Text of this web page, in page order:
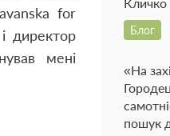
for
директор
мені
Блог
«На
пошук